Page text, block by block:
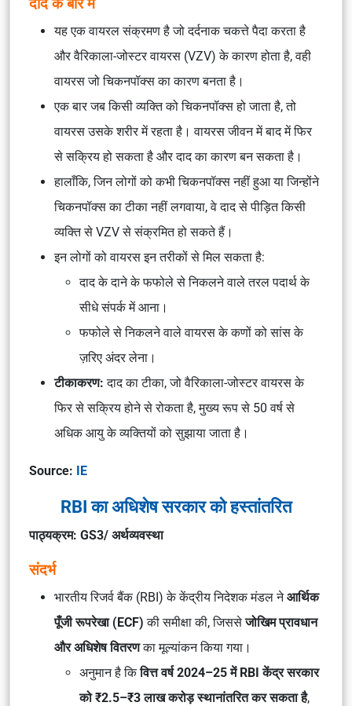
यह एक वायरल संक्रमण है जो दर्दनाक चकत्ते पैदा करता है
और वैरिकाला-जोस्टर वायरस (VZV) के कारण होता है, वही
वायरस जो चिकनपॉक्स का कारण बनता है।
एक बार जब किसी व्यक्ति को चिकनपॉक्स हो जाता है, तो
वायरस उसके शरीर में रहता है। वायरस जीवन में बाद में फिर
से सक्रिय हो सकता है और दाद का कारण बन सकता है।
हालाँकि, जिन लोगों को कभी चिकनपॉक्स नहीं हुआ या जिन्होंने
चिकनपॉक्स का टीका नहीं लगवाया, वे दाद से पीड़ित किसी
व्यक्ति से VZV से संक्रमित हो सकते हैं।
इन लोगों को वायरस इन तरीकों से मिल सकता है:
दाद के दाने के फफोले से निकलने वाले तरल पदार्थ के
सीधे संपर्क में आना।
फफोले से निकलने वाले वायरस के कणों को सांस के
ज़रिए अंदर लेना।
टीकाकरण:दाद का टीका, जो वैरिकाला-जोस्टर वायरस के
फिर से सक्रिय होने से रोकता है, मुख्य रूप से 50 वर्ष से
अधिक आयु के व्यक्तियों को सुझाया जाता है।
Source: IE
RBI का अधिशेष सरकार को हस्तांतरित
पाठ्यक्रम: GS3/ अर्थव्यवस्था
संदर्भ
भारतीय रिजर्व बैंक (RBI) के केंद्रीय निदेशक मंडल नेआर्थिक
पूँजी रूपरेखा (ECF) की समीक्षा की, जिससेजोखिम प्रावधान
और अधिशेष वितरणका मूल्यांकन किया गया।
अनुमान है किवित्त वर्ष 2024–25 में RBI केंद्र सरकार
को ₹2.5–₹3 लाख करोड़ स्थानांतरित कर सकता है,